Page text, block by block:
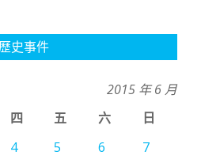
歷史事件
2015 年 6 月
四 五 六
日
4 5 6
7